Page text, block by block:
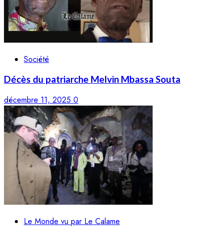
Société
Décès du patriarche Melvin Mbassa Souta
décembre 11, 2025 0
Le Monde vu par Le Calame